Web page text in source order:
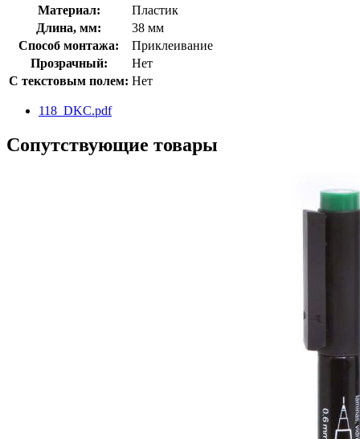
Материал:
Пластик
Длина, мм:
38 мм
Способ монтажа:
Приклеивание
Прозрачный:
Нет
С текстовым полем: Нет
118_DKC.pdf
Сопутствующие товары